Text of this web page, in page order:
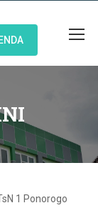
1 Ponorogo